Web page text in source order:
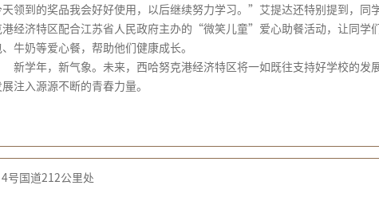
天领到的奖品我会好好使用，以后继续努力学习。”艾提达还特别提到，同
港经济特区配合江苏省人民政府主办的“微笑儿童”爱心助餐活动，让同学
牛奶等爱心餐，帮助他们健康成长。
新学年，新气象。未来，西哈努克港经济特区将一如既往支持好学校的发
注入源源不断的青春力量。
号国道212公里处